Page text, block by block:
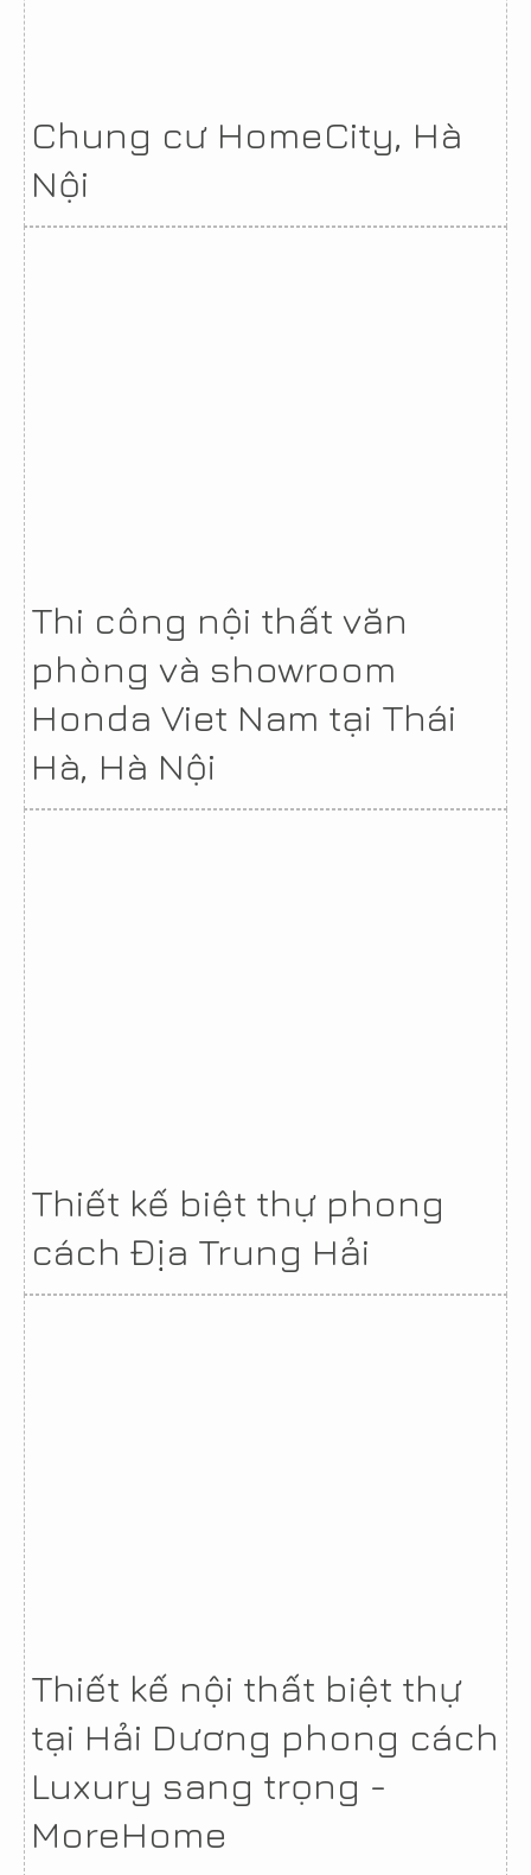
Chung cư HomeCity, Hà
Nội
Thi công nội thất văn
phòng và showroom
Honda Viet Nam tại Thái
Hà, Hà Nội
Thiết kế biệt thự phong
cách Địa Trung Hải
Thiết kế nội thất biệt thự
tại Hải Dương phong cách
Luxury sang trọng -
MoreHome